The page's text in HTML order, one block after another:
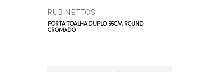
RUBINETTOS
PORTA TOALHA DUPLO 55CM ROUND
CROMADO